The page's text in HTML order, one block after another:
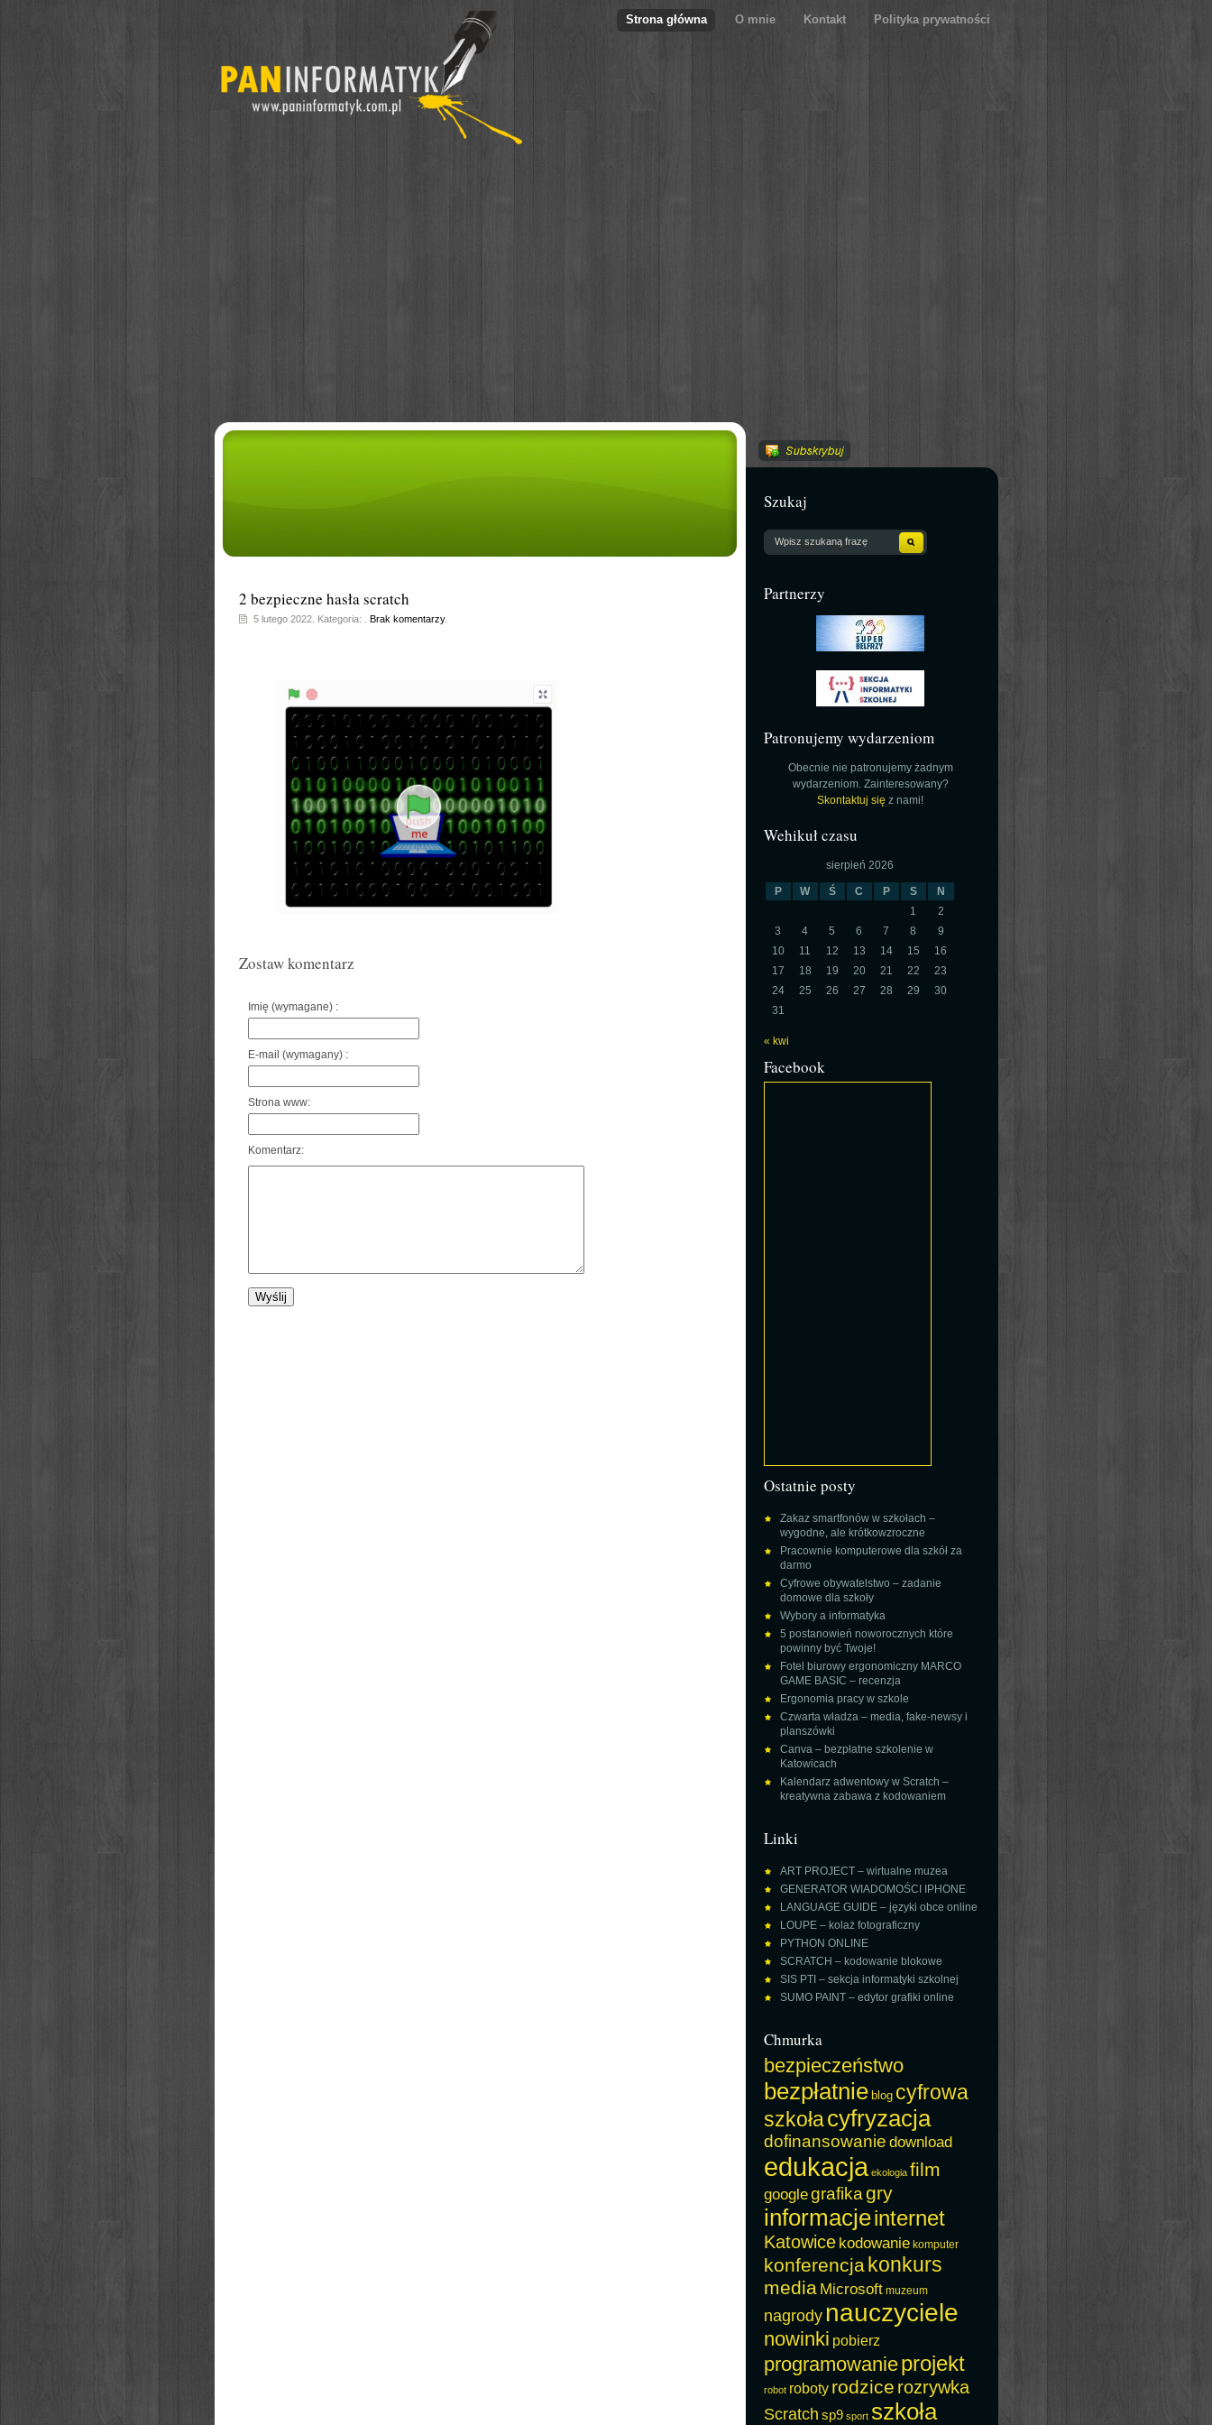
Strona główna O mnie Kontakt Polityka prywatności
2 bezpieczne hasła scratch
5 lutego 2022. Kategoria: . Brak komentarzy.
Zostaw komentarz
Imię (wymagane) :
E-mail (wymagany) :
Strona www:
Komentarz:
Szukaj
Partnerzy
Patronujemy wydarzeniom
Obecnie nie patronujemy żadnym
wydarzeniom. Zainteresowany?
Skontaktuj się z nami!
Wehikuł czasu
sierpień 2026
P W Ś C P S
N
1
2
3
4 5 6 7 8
9
10
11 12 13 14 15
16
17
18 19 20 21 22
23
24
25 26 27 28 29
30
31
« kwi
Facebook
Ostatnie posty
Zakaz smartfonów w szkołach –
wygodne, ale krótkowzroczne
Pracownie komputerowe dla szkół za
darmo
Cyfrowe obywatelstwo – zadanie
domowe dla szkoły
Wybory a informatyka
5 postanowień noworocznych które
powinny być Twoje!
Fotel biurowy ergonomiczny MARCO
GAME BASIC – recenzja
Ergonomia pracy w szkole
Czwarta władza – media, fake-newsy i
planszówki
Canva – bezpłatne szkolenie w
Katowicach
Kalendarz adwentowy w Scratch –
kreatywna zabawa z kodowaniem
Linki
ART PROJECT – wirtualne muzea
GENERATOR WIADOMOŚCI IPHONE
LANGUAGE GUIDE – języki obce online
LOUPE – kolaż fotograficzny
PYTHON ONLINE
SCRATCH – kodowanie blokowe
SIS PTI – sekcja informatyki szkolnej
SUMO PAINT – edytor grafiki online
Chmurka
bezpieczeństwo
bezpłatnie blog cyfrowa
szkołacyfryzacja
dofinansowanie download
edukacja ekologia film
googlegrafikagry
informacjeinternet
Katowice kodowanie komputer
konferencjakonkurs
media Microsoft muzeum
nagrody nauczyciele
nowinki pobierz
programowanieprojekt
robot roboty rodzice rozrywka
Scratch sp9 sport szkoła